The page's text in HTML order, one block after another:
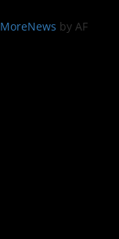
MoreNews by AF